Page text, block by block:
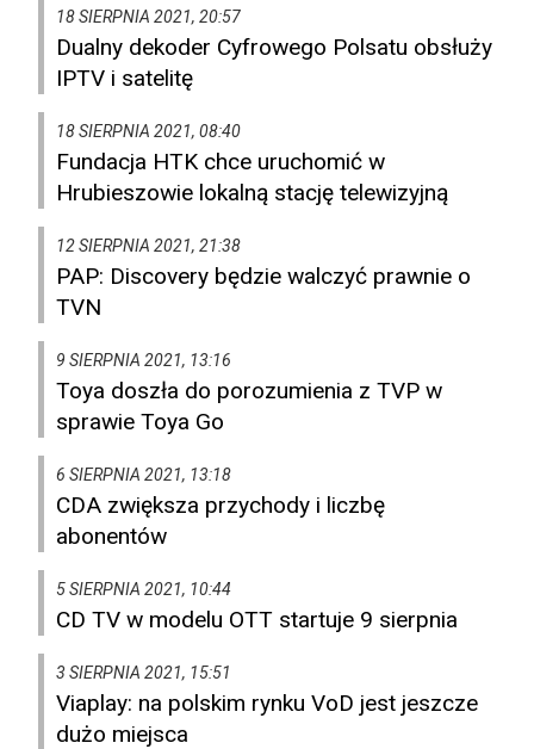
18 SIERPNIA 2021, 20:57
Dualny dekoder Cyfrowego Polsatu obsłuży
IPTV i satelitę
18 SIERPNIA 2021, 08:40
Fundacja HTK chce uruchomić w
Hrubieszowie lokalną stację telewizyjną
12 SIERPNIA 2021, 21:38
PAP: Discovery będzie walczyć prawnie o
TVN
9 SIERPNIA 2021, 13:16
Toya doszła do porozumienia z TVP w
sprawie Toya Go
6 SIERPNIA 2021, 13:18
CDA zwiększa przychody i liczbę
abonentów
5 SIERPNIA 2021, 10:44
CD TV w modelu OTT startuje 9 sierpnia
3 SIERPNIA 2021, 15:51
Viaplay: na polskim rynku VoD jest jeszcze
dużo miejsca